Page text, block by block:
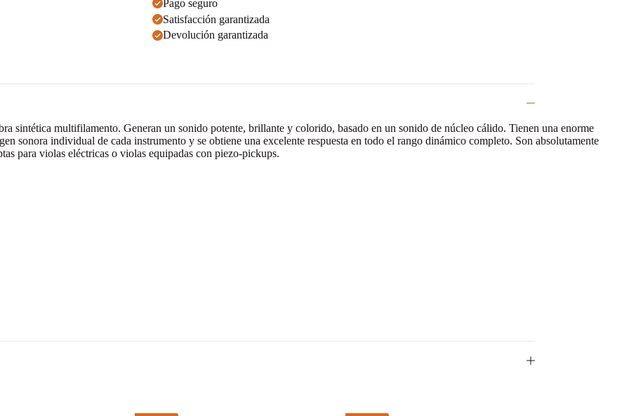
Pago seguro
Satisfacción garantizada
Devolución garantizada
sintética multifilamento. Generan un sonido potente, brillante y colorido, basado en un sonido de núcleo cálido. Tienen una enorme
sonora individual de cada instrumento y se obtiene una excelente respuesta en todo el rango dinámico completo. Son absolutamente
para violas eléctricas o violas equipadas con piezo-pickups.